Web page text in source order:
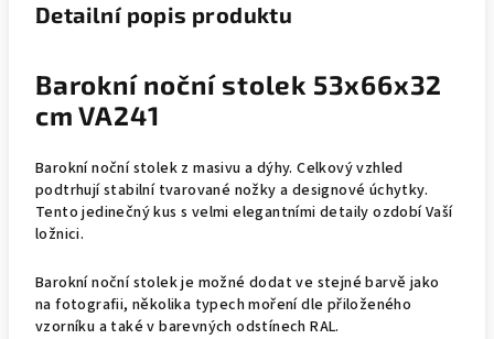
Detailní popis produktu
Barokní noční stolek 53x66x32
cm VA241
Barokní noční stolek z masivu a dýhy. Celkový vzhled
podtrhují stabilní tvarované nožky a designové úchytky.
Tento jedinečný kus s velmi elegantními detaily ozdobí Vaší
ložnici.
Barokní noční stolek je možné dodat ve stejné barvě jako
na fotografii, několika typech moření dle přiloženého
vzorníku a také v barevných odstínech RAL.